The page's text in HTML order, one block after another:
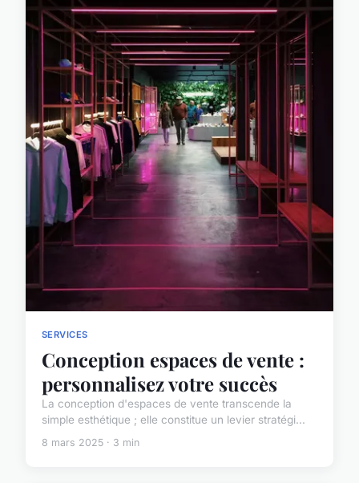
SERVICES
Conception espaces de vente :
personnalisez votre succès
La conception d'espaces de vente transcende la
simple esthétique ; elle constitue un levier stratégi...
8 mars 2025 · 3 min